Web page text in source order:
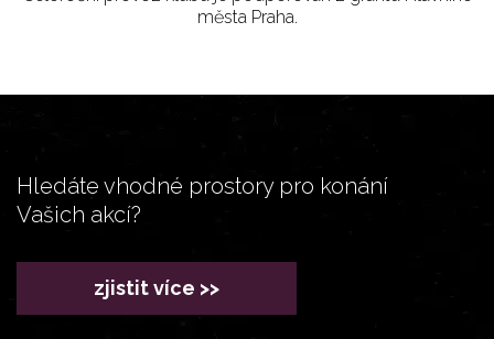
města Praha.
Hledáte vhodné prostory pro konání
Vašich akcí?
zjistit více >>